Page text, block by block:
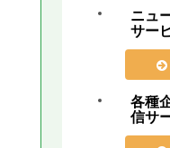
ニュ
サー
各種
信サ